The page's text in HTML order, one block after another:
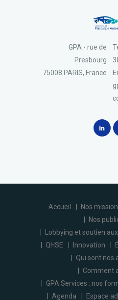
GPA - rue de
Presbourg
75008 PARIS, France
Accueil Nos
Nos
Lobbying et soutien
QHSE
Innovation
Qui sont nos
Comment
GPA Services : nos
Agenda
Espace